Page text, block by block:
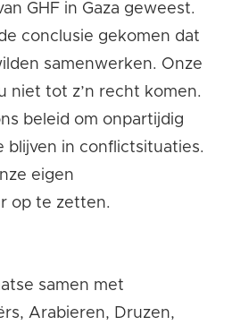
GHF in Gaza geweest.
conclusie gekomen dat
samenwerken. Onze
niet tot z’n recht komen.
beleid om onpartijdig
blijven in conflictsituaties.
eigen
op te zetten.
samen met
Arabieren, Druzen,